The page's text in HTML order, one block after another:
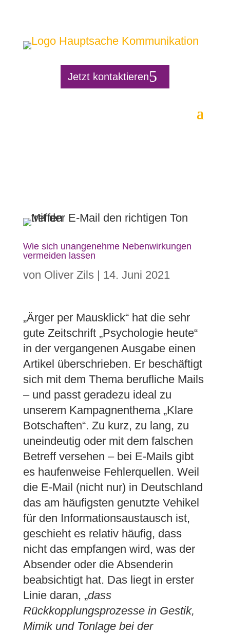
Jetzt kontaktieren
Wie sich unangenehme Nebenwirkungen
vermeiden lassen
von Oliver Zils| 14. Juni 2021
„Ärger per Mausklick“ hat die sehr
gute Zeitschrift „Psychologie heute“
in der vergangenen Ausgabe einen
Artikel überschrieben. Er beschäftigt
sich mit dem Thema berufliche Mails
– und passt geradezu ideal zu
unserem Kampagnenthema „Klare
Botschaften“. Zu kurz, zu lang, zu
uneindeutig oder mit dem falschen
Betreff versehen – bei E-Mails gibt
es haufenweise Fehlerquellen. Weil
die E-Mail (nicht nur) in Deutschland
das am häufigsten genutzte Vehikel
für den Informationsaustausch ist,
geschieht es relativ häufig, dass
nicht das empfangen wird, was der
Absender oder die Absenderin
beabsichtigt hat. Das liegt in erster
Linie daran, „dass
Rückkopplungsprozesse in Gestik,
Mimik und Tonlage bei der